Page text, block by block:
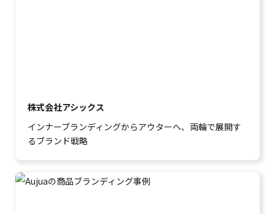
株式会社アシックス
インナーブランディングからアウターへ、両輪で展開す
るブランド戦略